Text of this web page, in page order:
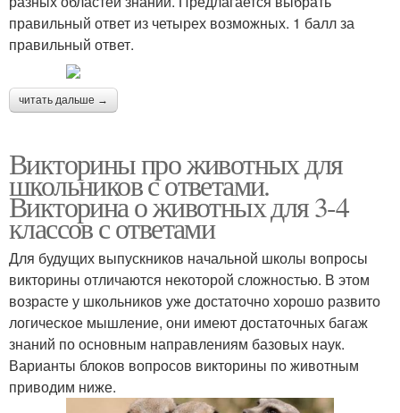
правильный ответ из четырех возможных. 1 балл за
правильный ответ.
читать дальше →
Викторины про животных для
школьников с ответами.
Викторина о животных для 3-4
классов с ответами
Для будущих выпускников начальной школы вопросы
викторины отличаются некоторой сложностью. В этом
возрасте у школьников уже достаточно хорошо развито
логическое мышление, они имеют достаточных багаж
знаний по основным направлениям базовых наук.
Варианты блоков вопросов викторины по животным
приводим ниже.